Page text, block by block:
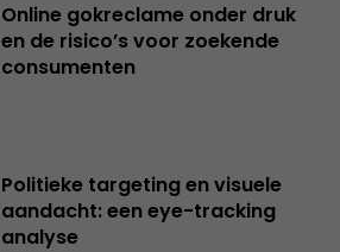
Online gokreclame onder druk
en de risico’s voor zoekende
consumenten
Politieke targeting en visuele
aandacht: een eye-tracking
analyse